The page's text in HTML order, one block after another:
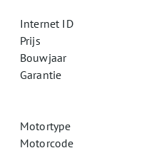
Internet ID
Prijs
Bouwjaar
Garantie
Motortype
Motorcode